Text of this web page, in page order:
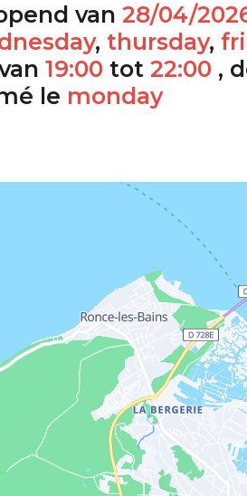
van 28/04/
, thursday,
19:00 tot 22:00 ,
le monday